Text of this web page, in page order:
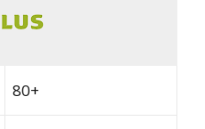
80+